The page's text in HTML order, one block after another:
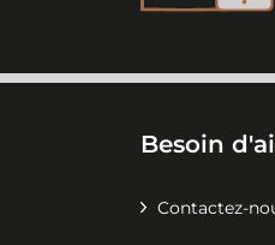
Besoin
Contactez-